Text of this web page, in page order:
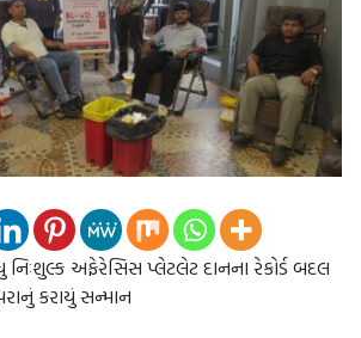
નિઃશુલ્ક અફેરેસિસ પ્લેટલેટ દાનના રેકોર્ડ બદલ
કરાયું સન્માન